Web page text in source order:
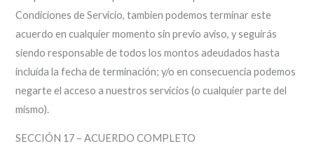
Condiciones de Servicio, tambien podemos terminar este
acuerdo en cualquier momento sin previo aviso, y seguirás
siendo responsable de todos los montos adeudados hasta
incluída la fecha de terminación; y/o en consecuencia podemos
negarte el acceso a nuestros servicios (o cualquier parte del
mismo).
SECCIÓN 17 – ACUERDO COMPLETO